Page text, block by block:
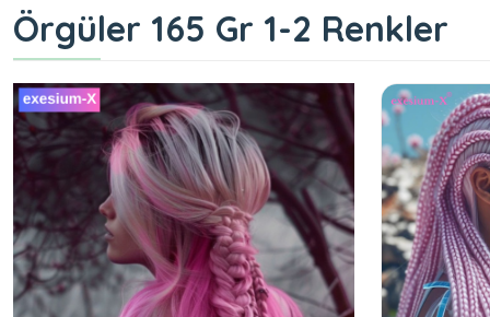
Örgüler 165 Gr 1-2 Renkler